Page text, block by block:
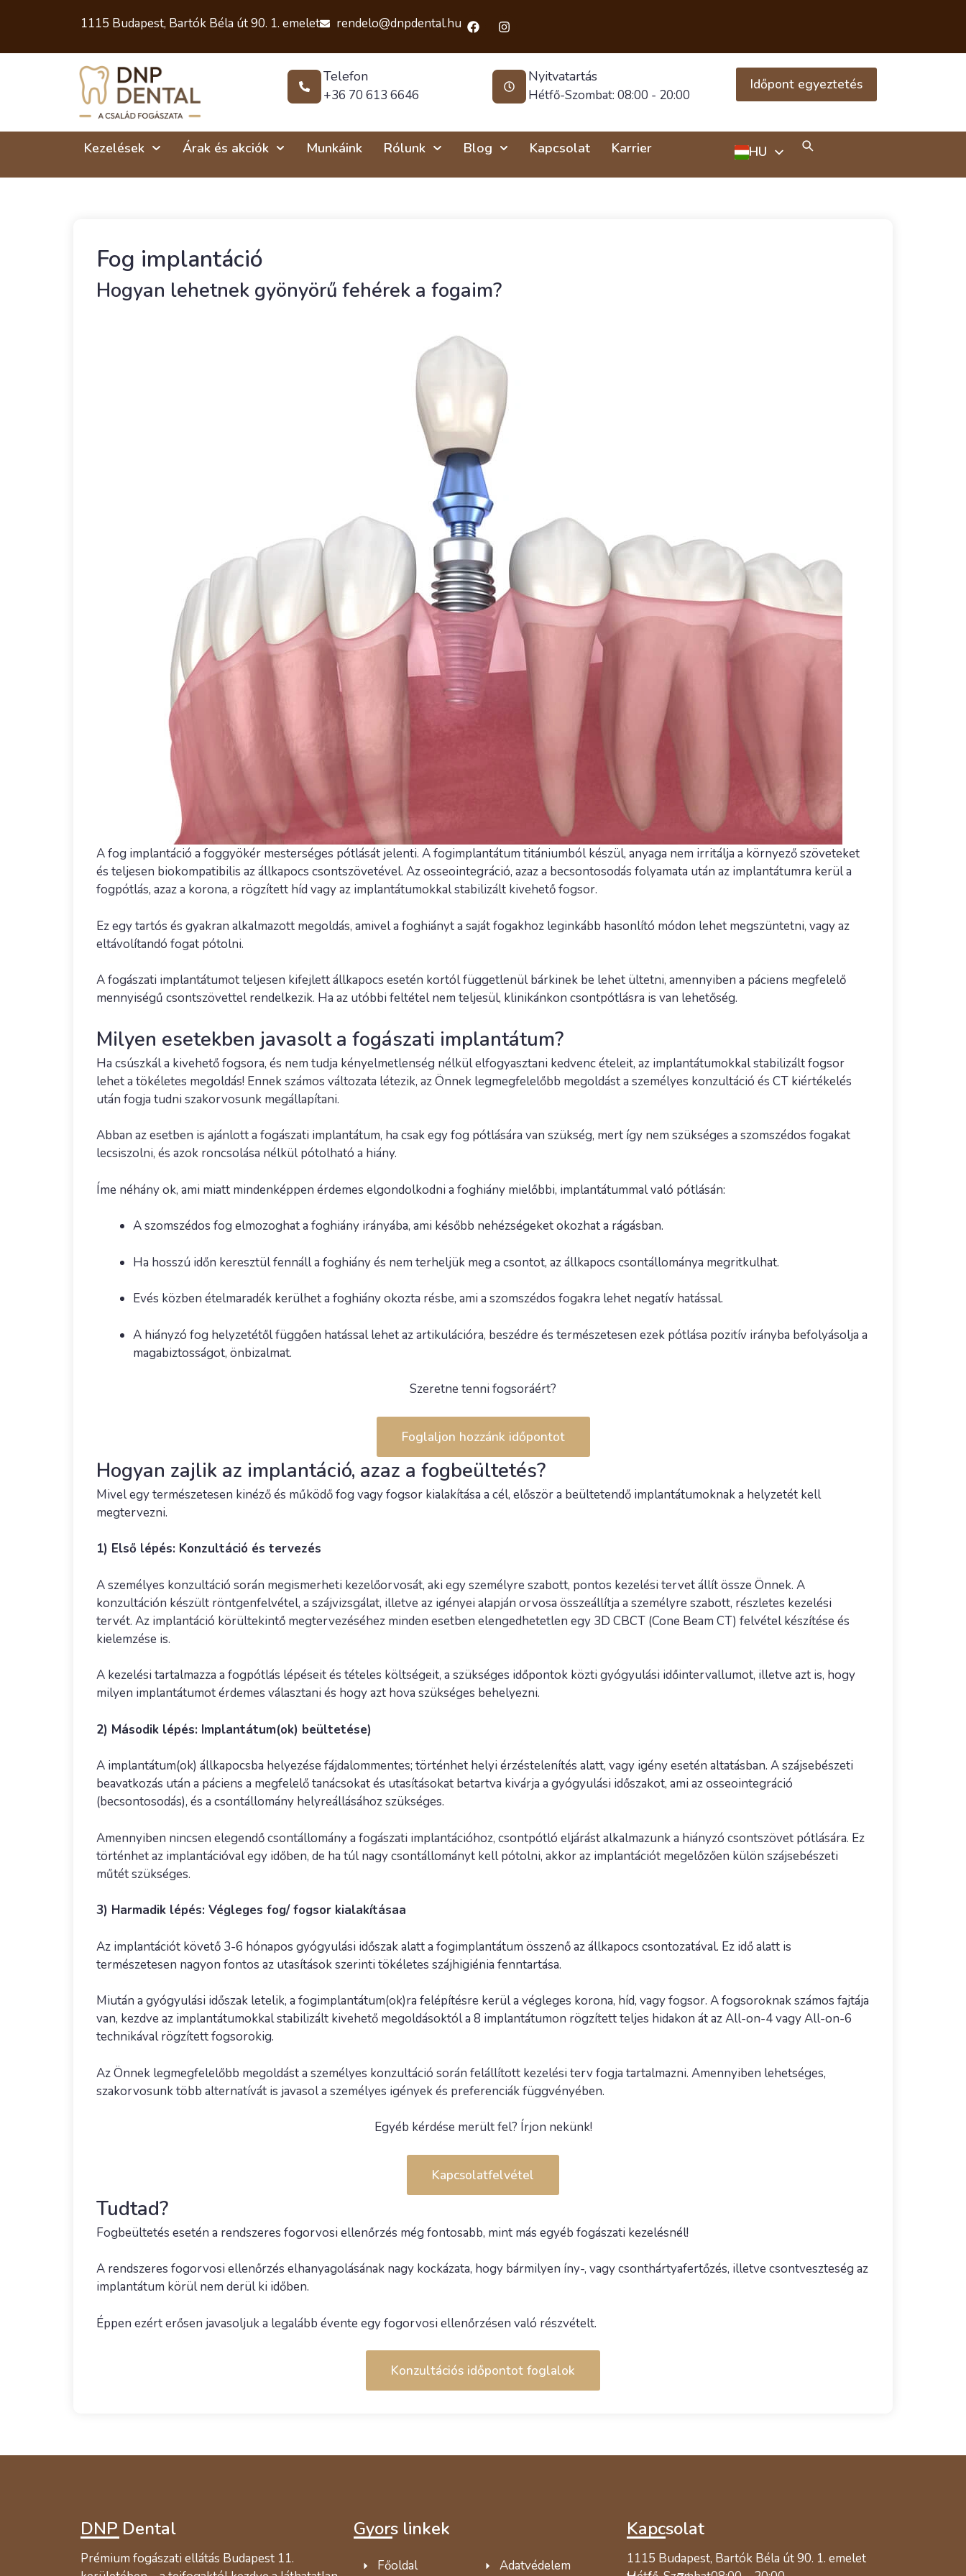
1115 Budapest, Bartók Béla út 90. 1. emelet rendelo@dnpdental.hu
Telefon
+36 70 613 6646
Nyitvatartás
Hétfő-Szombat: 08:00 - 20:00
Időpont egyeztetés
Kezelések Árak és akciók Munkáink Rólunk Blog Kapcsolat Karrier
HU
EN
Fog implantáció
Hogyan lehetnek gyönyörű fehérek a fogaim?
A fog implantáció a foggyökér mesterséges pótlását jelenti. A fogimplantátum titániumból készül, anyaga nem irritálja a környező szöveteket
és teljesen biokompatibilis az állkapocs csontszövetével. Az osseointegráció, azaz a becsontosodás folyamata után az implantátumra kerül a
fogpótlás, azaz a korona, a rögzített híd vagy az implantátumokkal stabilizált kivehető fogsor.
Ez egy tartós és gyakran alkalmazott megoldás, amivel a foghiányt a saját fogakhoz leginkább hasonlító módon lehet megszüntetni, vagy az
eltávolítandó fogat pótolni.
A fogászati implantátumot teljesen kifejlett állkapocs esetén kortól függetlenül bárkinek be lehet ültetni, amennyiben a páciens megfelelő
mennyiségű csontszövettel rendelkezik. Ha az utóbbi feltétel nem teljesül, klinikánkon csontpótlásra is van lehetőség.
Milyen esetekben javasolt a fogászati implantátum?
Ha csúszkál a kivehető fogsora, és nem tudja kényelmetlenség nélkül elfogyasztani kedvenc ételeit, az implantátumokkal stabilizált fogsor
lehet a tökéletes megoldás! Ennek számos változata létezik, az Önnek legmegfelelőbb megoldást a személyes konzultáció és CT kiértékelés
után fogja tudni szakorvosunk megállapítani.
Abban az esetben is ajánlott a fogászati implantátum, ha csak egy fog pótlására van szükség, mert így nem szükséges a szomszédos fogakat
lecsiszolni, és azok roncsolása nélkül pótolható a hiány.
Íme néhány ok, ami miatt mindenképpen érdemes elgondolkodni a foghiány mielőbbi, implantátummal való pótlásán:
A szomszédos fog elmozoghat a foghiány irányába, ami később nehézségeket okozhat a rágásban.
Ha hosszú időn keresztül fennáll a foghiány és nem terheljük meg a csontot, az állkapocs csontállománya megritkulhat.
Evés közben ételmaradék kerülhet a foghiány okozta résbe, ami a szomszédos fogakra lehet negatív hatással.
A hiányzó fog helyzetétől függően hatással lehet az artikulációra, beszédre és természetesen ezek pótlása pozitív irányba befolyásolja a
magabiztosságot, önbizalmat.
Szeretne tenni fogsoráért?
Foglaljon hozzánk időpontot
Hogyan zajlik az implantáció, azaz a fogbeültetés?
Mivel egy természetesen kinéző és működő fog vagy fogsor kialakítása a cél, először a beültetendő implantátumoknak a helyzetét kell
megtervezni.
1) Első lépés: Konzultáció és tervezés
A személyes konzultáció során megismerheti kezelőorvosát, aki egy személyre szabott, pontos kezelési tervet állít össze Önnek. A
konzultáción készült röntgenfelvétel, a szájvizsgálat, illetve az igényei alapján orvosa összeállítja a személyre szabott, részletes kezelési
tervét. Az implantáció körültekintő megtervezéséhez minden esetben elengedhetetlen egy 3D CBCT (Cone Beam CT) felvétel készítése és
kielemzése is.
A kezelési tartalmazza a fogpótlás lépéseit és tételes költségeit, a szükséges időpontok közti gyógyulási időintervallumot, illetve azt is, hogy
milyen implantátumot érdemes választani és hogy azt hova szükséges behelyezni.
2) Második lépés: Implantátum(ok) beültetése)
A implantátum(ok) állkapocsba helyezése fájdalommentes; történhet helyi érzéstelenítés alatt, vagy igény esetén altatásban. A szájsebészeti
beavatkozás után a páciens a megfelelő tanácsokat és utasításokat betartva kivárja a gyógyulási időszakot, ami az osseointegráció
(becsontosodás), és a csontállomány helyreállásához szükséges.
Amennyiben nincsen elegendő csontállomány a fogászati implantációhoz, csontpótló eljárást alkalmazunk a hiányzó csontszövet pótlására. Ez
történhet az implantációval egy időben, de ha túl nagy csontállományt kell pótolni, akkor az implantációt megelőzően külön szájsebészeti
műtét szükséges.
3) Harmadik lépés: Végleges fog/ fogsor kialakításaа
Az implantációt követő 3-6 hónapos gyógyulási időszak alatt a fogimplantátum összenő az állkapocs csontozatával. Ez idő alatt is
természetesen nagyon fontos az utasítások szerinti tökéletes szájhigiénia fenntartása.
Miután a gyógyulási időszak letelik, a fogimplantátum(ok)ra felépítésre kerül a végleges korona, híd, vagy fogsor. A fogsoroknak számos fajtája
van, kezdve az implantátumokkal stabilizált kivehető megoldásoktól a 8 implantátumon rögzített teljes hidakon át az All-on-4 vagy All-on-6
technikával rögzített fogsorokig.
Az Önnek legmegfelelőbb megoldást a személyes konzultáció során felállított kezelési terv fogja tartalmazni. Amennyiben lehetséges,
szakorvosunk több alternatívát is javasol a személyes igények és preferenciák függvényében.
Egyéb kérdése merült fel? Írjon nekünk!
Kapcsolatfelvétel
Tudtad?
Fogbeültetés esetén a rendszeres fogorvosi ellenőrzés még fontosabb, mint más egyéb fogászati kezelésnél!
A rendszeres fogorvosi ellenőrzés elhanyagolásának nagy kockázata, hogy bármilyen íny-, vagy csonthártyafertőzés, illetve csontveszteség az
implantátum körül nem derül ki időben.
Éppen ezért erősen javasoljuk a legalább évente egy fogorvosi ellenőrzésen való részvételt.
Konzultációs időpontot foglalok
DNP Dental
Prémium fogászati ellátás Budapest 11.
Gyors linkek
Főoldal Adatvédelem
Kapcsolat
1115 Budapest, Bartók Béla út 90. 1. emelet